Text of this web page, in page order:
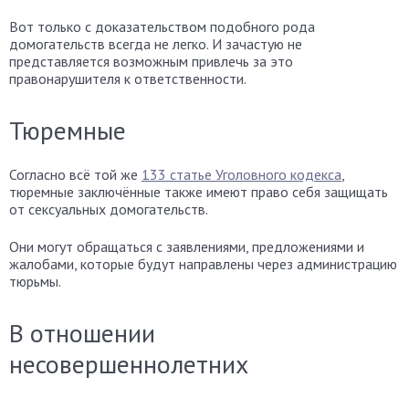
Вот только с доказательством подобного рода
домогательств всегда не легко. И зачастую не
представляется возможным привлечь за это
правонарушителя к ответственности.
Тюремные
Согласно всё той же 133 статье Уголовного кодекса,
тюремные заключённые также имеют право себя защищать
от сексуальных домогательств.
Они могут обращаться с заявлениями, предложениями и
жалобами, которые будут направлены через администрацию
тюрьмы.
В отношении
несовершеннолетних